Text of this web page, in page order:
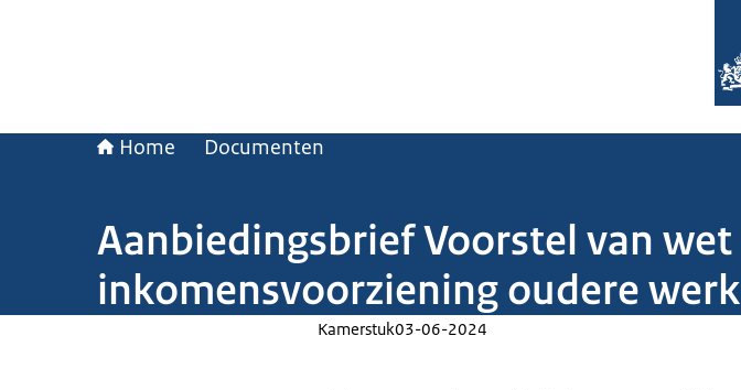
Home Documenten
Aanbiedingsbrief Voorstel van
inkomensvoorziening oudere
Kamerstuk03-06-2024